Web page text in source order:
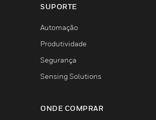
SUPORTE
Automação
Produtividade
Segurança
Sensing Solutions
ONDE COMPRAR